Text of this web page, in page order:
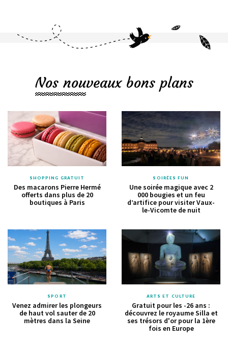
Nos nouveaux bons plans
SHOPPING GRATUIT
Des macarons Pierre Hermé
offerts dans plus de 20
boutiques à Paris
SOIRÉES FUN
Une soirée magique avec 2
000 bougies et un feu
d’artifice pour visiter Vaux-
le-Vicomte de nuit
SPORT
Venez admirer les plongeurs
de haut vol sauter de 20
mètres dans la Seine
ARTS ET CULTURE
Gratuit pour les -26 ans :
découvrez le royaume Silla et
ses trésors d'or pour la 1ère
fois en Europe